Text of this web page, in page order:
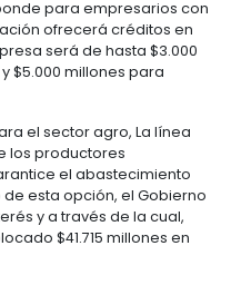
Compartir
negativos del
sus respectivas
una línea especial
medida busca
estos sectores en